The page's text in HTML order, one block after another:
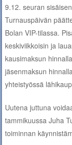
9.12. seuran
Turnauspäivän
Bolan VIP-tilassa.
keskiviikkoisin ja
kausimaksun
jäsenmaksun
yhteistyössä
Uutena juttuna
tammikuussa Juha
toiminnan